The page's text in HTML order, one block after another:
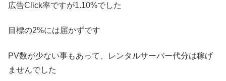
広告Click率ですが1.10%でした
目標の2%には届かずです
PV数が少ない事もあって、レンタルサーバー代分は稼げ
ませんでした